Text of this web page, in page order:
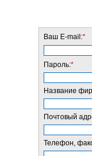
Ваш E-mail:*
Пароль:*
Название
Почтовый
Телефон,